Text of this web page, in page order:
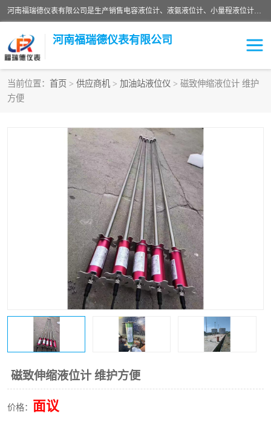
河南福瑞德仪表有限公司是生产销售电容液位计、液氨液位计、小量程液位计定制、智能锅炉水位计、液氮液位计等；并在产品开发、研制的过程中，吸取国内外仪器仪表的技术精华，建立了一支高、精、尖的科研开发队伍，使产品性能不断升级。
河南福瑞德仪表有限公司
当前位置： 首页 > 供应商机 > 加油站液位仪 > 磁致伸缩液位计 维护
方便
磁致伸缩液位计 维护方便
价格： 面议
液位计
流量传感器
液氮液位计
液位计传感器定制
物位计
测漏仪
锅炉水位计
智能锅炉水位计 电容液位计
流量仪表 加油站液位仪